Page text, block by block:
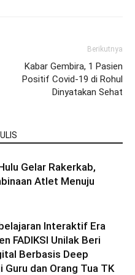
Berikutnya
Kabar Gembira, 1 Pasien
Positif Covid-19 di Rohul
Dinyatakan Sehat
Gelar Rakerkab,
Atlet Menuju
Interaktif Era
FADIKSI Unilak Beri
Berbasis Deep
Guru dan Orang Tua TK